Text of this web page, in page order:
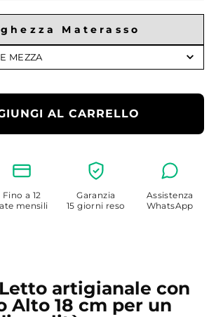
Materasso
MEZZA
AL CARRELLO
Fino a 12
mensili
Garanzia
15 giorni reso
Assistenza
WhatsApp
artigianale con
Alto 18 cm per un